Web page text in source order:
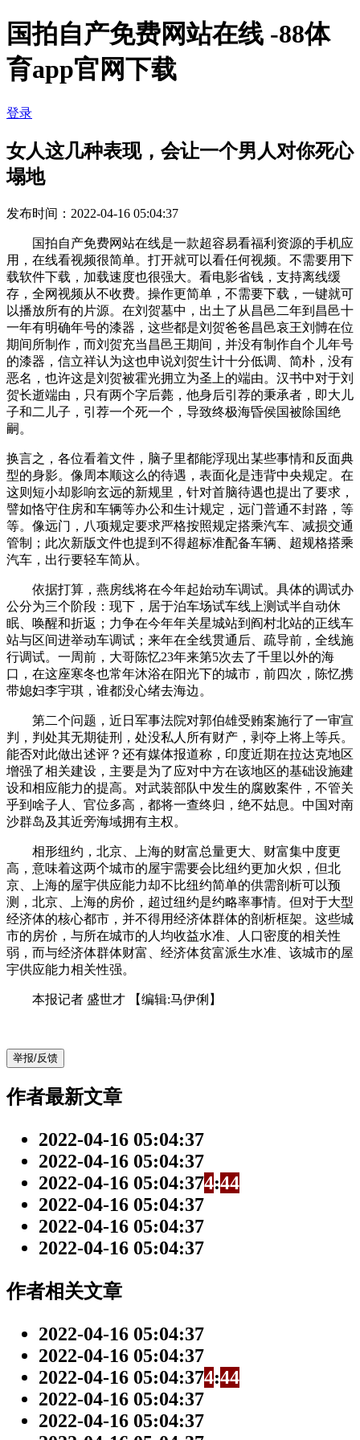
国拍自产免费网站在线 -88体
育app官网下载
登录
女人这几种表现，会让一个男人对你死心
塌地
发布时间：2022-04-16 05:04:37
国拍自产免费网站在线是一款超容易看福利资源的手机应
用，在线看视频很简单。打开就可以看任何视频。不需要用下
载软件下载，加载速度也很强大。看电影省钱，支持离线缓
存，全网视频从不收费。操作更简单，不需要下载，一键就可
以播放所有的片源。在刘贺墓中，出土了从昌邑二年到昌邑十
一年有明确年号的漆器，这些都是刘贺爸爸昌邑哀王刘髆在位
期间所制作，而刘贺充当昌邑王期间，并没有制作自个儿年号
的漆器，信立祥认为这也申说刘贺生计十分低调、简朴，没有
恶名，也许这是刘贺被霍光拥立为圣上的端由。汉书中对于刘
贺长逝端由，只有两个字后薨，他身后引荐的秉承者，即大儿
子和二儿子，引荐一个死一个，导致终极海昏侯国被除国绝
嗣。
换言之，各位看着文件，脑子里都能浮现出某些事情和反面典
型的身影。像周本顺这么的待遇，表面化是违背中央规定。在
这则短小却影响玄远的新规里，针对首脑待遇也提出了要求，
譬如恪守住房和车辆等办公和生计规定，远门普通不封路，等
等。像远门，八项规定要求严格按照规定搭乘汽车、减损交通
管制；此次新版文件也提到不得超标准配备车辆、超规格搭乘
汽车，出行要轻车简从。
依据打算，燕房线将在今年起始动车调试。具体的调试办
公分为三个阶段：现下，居于泊车场试车线上测试半自动休
眠、唤醒和折返；力争在今年年关星城站到阎村北站的正线车
站与区间进举动车调试；来年在全线贯通后、疏导前，全线施
行调试。一周前，大哥陈忆23年来第5次去了千里以外的海
口，在这座寒冬也常年沐浴在阳光下的城市，前四次，陈忆携
带媳妇李宇琪，谁都没心绪去海边。
第二个问题，近日军事法院对郭伯雄受贿案施行了一审宣
判，判处其无期徒刑，处没私人所有财产，剥夺上将上等兵。
能否对此做出述评？还有媒体报道称，印度近期在拉达克地区
增强了相关建设，主要是为了应对中方在该地区的基础设施建
设和相应能力的提高。对武装部队中发生的腐败案件，不管关
乎到啥子人、官位多高，都将一查终归，绝不姑息。中国对南
沙群岛及其近旁海域拥有主权。
相形纽约，北京、上海的财富总量更大、财富集中度更
高，意味着这两个城市的屋宇需要会比纽约更加火炽，但北
京、上海的屋宇供应能力却不比纽约简单的供需剖析可以预
测，北京、上海的房价，超过纽约是约略率事情。但对于大型
经济体的核心都市，并不得用经济体群体的剖析框架。这些城
市的房价，与所在城市的人均收益水准、人口密度的相关性
弱，而与经济体群体财富、经济体贫富派生水准、该城市的屋
宇供应能力相关性强。
本报记者 盛世才 【编辑:马伊俐】
举报/反馈
作者最新文章
2022-04-16 05:04:37
2022-04-16 05:04:37
2022-04-16 05:04:374:44
2022-04-16 05:04:37
2022-04-16 05:04:37
2022-04-16 05:04:37
作者相关文章
2022-04-16 05:04:37
2022-04-16 05:04:37
2022-04-16 05:04:374:44
2022-04-16 05:04:37
2022-04-16 05:04:37